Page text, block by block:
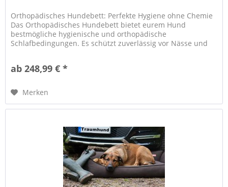
Orthopädisches Hundebett: Perfekte Hygiene ohne Chemie
Das Orthopädisches Hundebett bietet eurem Hund
bestmögliche hygienische und orthopädische
Schlafbedingungen. Es schützt zuverlässig vor Nässe und
ab 248,99 € *
Merken